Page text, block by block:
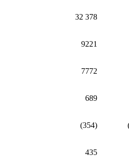
32 378
9221
7772
689
(354)
435